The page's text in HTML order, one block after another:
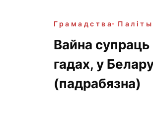
Грамадства
Вайна
гадах, у
(падрабязна)